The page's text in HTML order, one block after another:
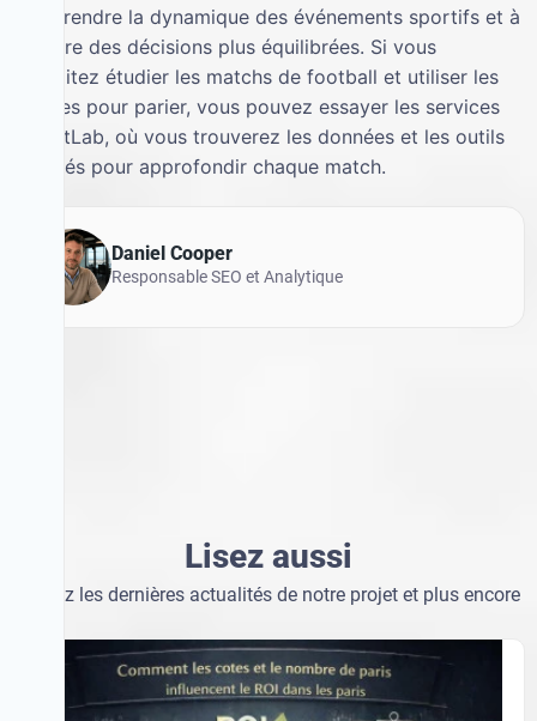
comprendre la dynamique des événements sportifs et à
prendre des décisions plus équilibrées. Si vous
souhaitez étudier les matchs de football et utiliser les
chiffres pour parier, vous pouvez essayer les services
de BetLab, où vous trouverez les données et les outils
és pour approfondir chaque match.
Daniel Cooper
Responsable SEO et Analytique
Lisez aussi
Suivez les dernières actualités de notre projet et plus encore